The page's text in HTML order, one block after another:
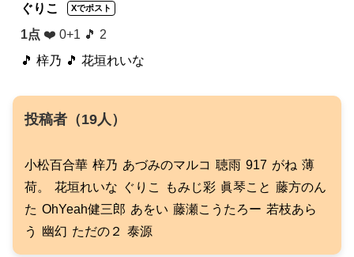
ぐりこ Xでポスト
1点 ❤️ 0+1 🎵 2
🎵 梓乃 🎵 花垣れいな
投稿者（19人）
小松百合華 梓乃 あづみのマルコ 聴雨 917 がね 薄
荷。
花垣れいな ぐりこ もみじ彩 眞琴こと 藤方のん
た OhYeah健三郎 あをい 藤瀬こうたろー 若枝あら
う
幽幻 ただの２ 泰源